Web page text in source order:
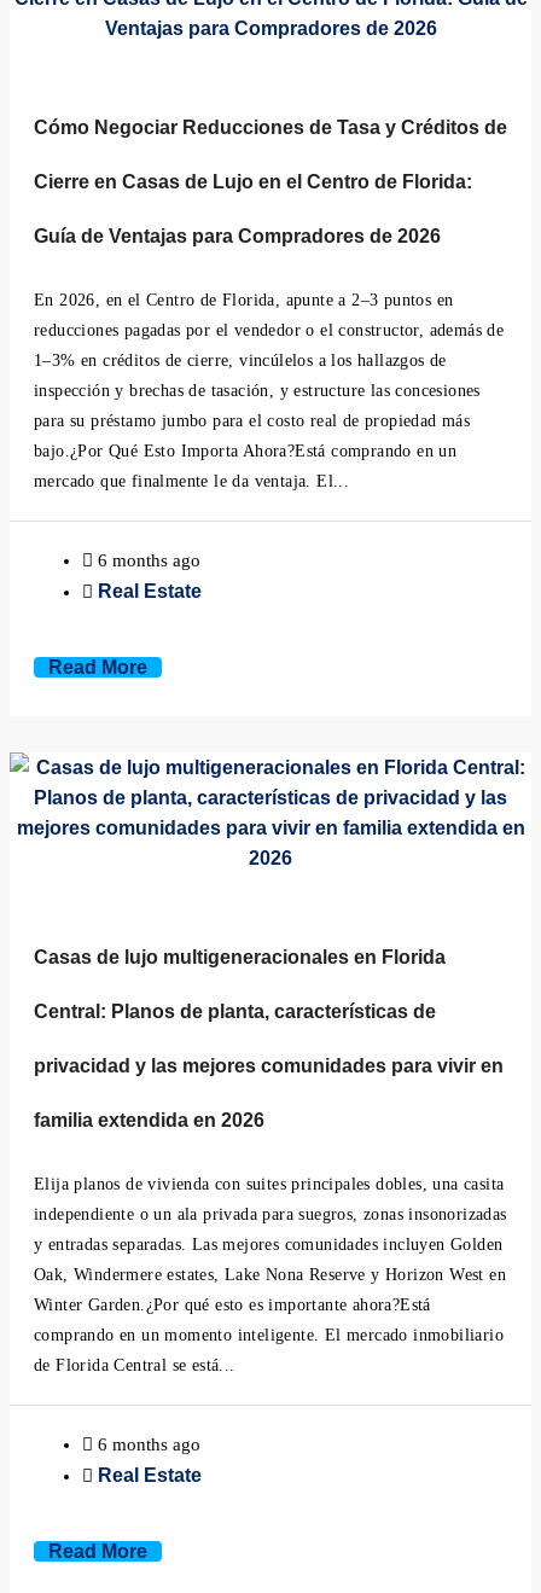
Cómo Negociar Reducciones de Tasa y Créditos de
Cierre en Casas de Lujo en el Centro de Florida:
Guía de Ventajas para Compradores de 2026
En 2026, en el Centro de Florida, apunte a 2–3 puntos en
reducciones pagadas por el vendedor o el constructor, además de
1–3% en créditos de cierre, vincúlelos a los hallazgos de
inspección y brechas de tasación, y estructure las concesiones
para su préstamo jumbo para el costo real de propiedad más
bajo.¿Por Qué Esto Importa Ahora?Está comprando en un
mercado que finalmente le da ventaja. El...
6 months ago
Real Estate
Read More
Casas de lujo multigeneracionales en Florida
Central: Planos de planta, características de
privacidad y las mejores comunidades para vivir en
familia extendida en 2026
Elija planos de vivienda con suites principales dobles, una casita
independiente o un ala privada para suegros, zonas insonorizadas
y entradas separadas. Las mejores comunidades incluyen Golden
Oak, Windermere estates, Lake Nona Reserve y Horizon West en
Winter Garden.¿Por qué esto es importante ahora?Está
comprando en un momento inteligente. El mercado inmobiliario
de Florida Central se está...
6 months ago
Real Estate
Read More